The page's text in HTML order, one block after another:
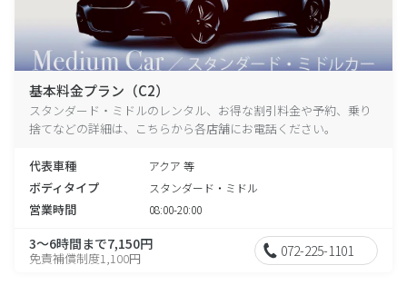
基本料金プラン（C2）
スタンダード・ミドルのレンタル、お得な割引料金や予約、乗り
捨てなどの詳細は、こちらから各店舗にお電話ください。
代表車種 アクア 等
ボディタイプ スタンダード・ミドル
営業時間 08:00-20:00
3～6時間まで7,150円
免責補償制度1,100円 072-225-1101